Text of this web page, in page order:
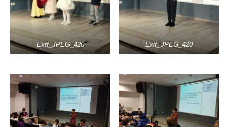
Exif_JPEG_420 Exif_JPEG_420